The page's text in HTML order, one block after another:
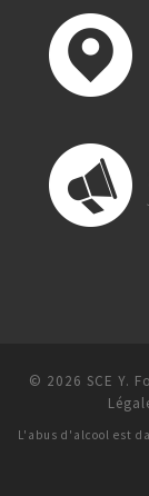
© 2026 SCE Y.
L'abus d'alcool est